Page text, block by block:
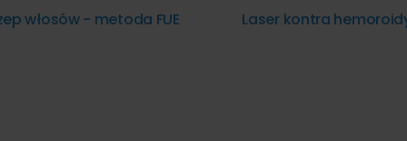
włosów - metoda FUE Laser kontra